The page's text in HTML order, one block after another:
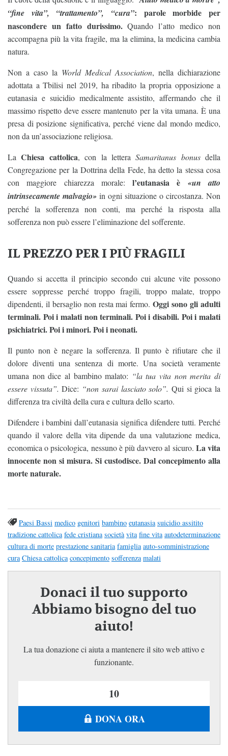
“fine vita”, “trattamento”, “cura”: parole morbide per
nascondere un fatto durissimo.Quando l’atto medico non
accompagna più la vita fragile, ma la elimina, la medicina cambia
natura.
Non a caso la World Medical Association, nella dichiarazione
adottata a Tbilisi nel 2019, ha ribadito la propria opposizione a
eutanasia e suicidio medicalmente assistito, affermando che il
massimo rispetto deve essere mantenuto per la vita umana. È una
presa di posizione significativa, perché viene dal mondo medico,
non da un’associazione religiosa.
LaChiesa cattolica, con la letteraSamaritanus bonusdella
Congregazione per la Dottrina della Fede, ha detto la stessa cosa
con maggiore chiarezza morale:l’eutanasia è «un atto
intrinsecamente malvagio» in ogni situazione o circostanza. Non
perché la sofferenza non conti, ma perché la risposta alla
sofferenza non può essere l’eliminazione del sofferente.
IL PREZZO PER I PIÙ FRAGILI
Quando si accetta il principio secondo cui alcune vite possono
essere soppresse perché troppo fragili, troppo malate, troppo
dipendenti, il bersaglio non resta mai fermo.Oggi sono gli adulti
terminali. Poi i malati non terminali. Poi i disabili. Poi i malati
psichiatrici. Poi i minori. Poi i neonati.
Il punto non è negare la sofferenza. Il punto è rifiutare che il
dolore diventi una sentenza di morte. Una società veramente
umana non dice al bambino malato: “la tua vita non merita di
essere vissuta”. Dice: “non sarai lasciato solo”. Qui si gioca la
differenza tra civiltà della cura e cultura dello scarto.
Difendere i bambini dall’eutanasia significa difendere tutti. Perché
quando il valore della vita dipende da una valutazione medica,
economica o psicologica, nessuno è più davvero al sicuro. La vita
innocente non si misura. Si custodisce. Dal concepimento alla
morte naturale.
Paesi Bassi medico genitori bambino eutanasia suicidio assitito
tradizione cattolica fede cristiana società vita fine vita autodeterminazione
cultura di morte prestazione sanitaria famiglia auto-somministrazione
cura Chiesa cattolica concepimento sofferenza malati
Donaci il tuo supporto
Abbiamo bisogno del tuo
aiuto!
La tua donazione ci aiuta a mantenere il sito web attivo e
funzionante.
DONA ORA